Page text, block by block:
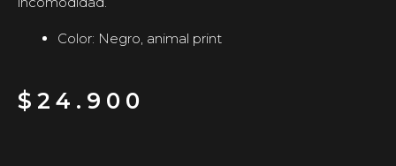
Color: Negro, animal print
$ 24.900